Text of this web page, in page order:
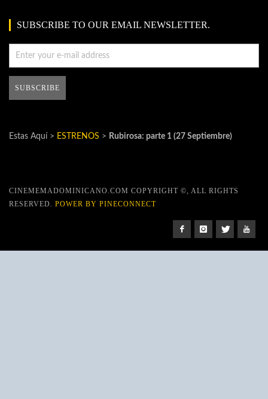
SUBSCRIBE TO OUR EMAIL NEWSLETTER.
Estas Aquí > ESTRENOS > Rubirosa: parte 1 (27 Septiembre)
CINEMEMADOMINICANO.COM COPYRIGHT ©, ALL RIGHTS
RESERVED. POWER BY PINECONNECT